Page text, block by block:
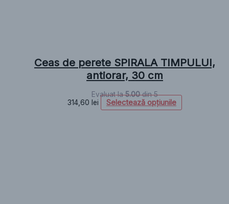
Ceas de perete SPIRALA TIMPULUI,
antiorar, 30 cm
Evaluat la5.00din 5
314,60 lei Selectează opțiunile